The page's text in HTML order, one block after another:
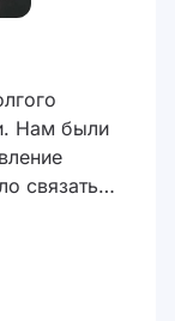
Нам были
связать